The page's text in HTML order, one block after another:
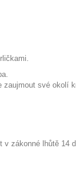
své okolí
zákonné lhůtě 14